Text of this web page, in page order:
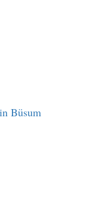
Büsum